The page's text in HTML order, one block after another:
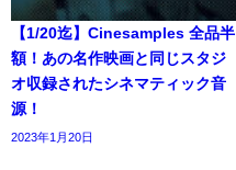
【1/20迄】Cinesamples 全品半
額！あの名作映画と同じスタジ
オ収録されたシネマティック音
源！
2023年1月20日